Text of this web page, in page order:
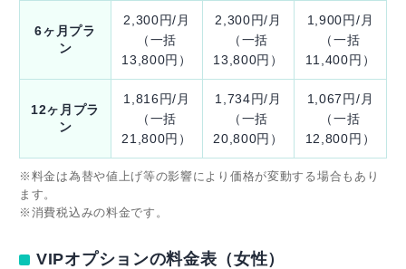
6ヶ月プラ
ン
2,300円/月
（一括
13,800円）
2,300円/月
（一括
13,800円）
1,900円/月
（一括
11,400円）
12ヶ月プラ
ン
1,816円/月
（一括
21,800円）
1,734円/月
（一括
20,800円）
1,067円/月
（一括
12,800円）
※料金は為替や値上げ等の影響により価格が変動する場合もあり
ます。
※消費税込みの料金です。
VIPオプションの料金表（女性）